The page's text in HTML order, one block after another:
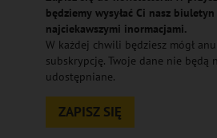
będziemy wysyłać Ci nasz biuletyn
najciekawszymi inormacjami.
W każdej chwili będziesz mógł
subskrypcję. Twoje dane nie będą
udostępniane.
ZAPISZ SIĘ